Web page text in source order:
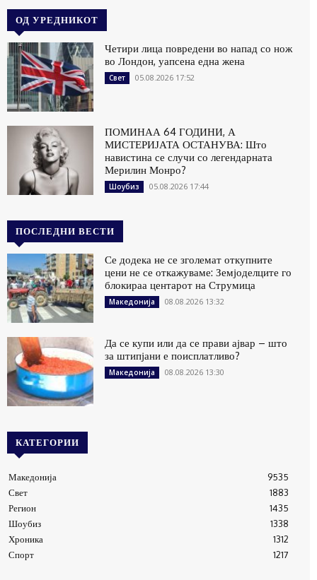
ОД УРЕДНИКОТ
Четири лица повредени во напад со нож
во Лондон, уапсена една жена
Свет 05.08.2026 17:52
ПОМИНАА 64 ГОДИНИ, А
МИСТЕРИЈАТА ОСТАНУВА: Што
навистина се случи со легендарната
Мерилин Монро?
Шоубиз 05.08.2026 17:44
ПОСЛЕДНИ ВЕСТИ
Се додека не се зголемат откупните
цени не се откажуваме: Земјоделците го
блокираа центарот на Струмица
Македонија 08.08.2026 13:32
Да се купи или да се прави ајвар – што
за штипјани е поисплатливо?
Македонија 08.08.2026 13:30
КАТЕГОРИИ
Македонија
9535
Свет
1883
Регион
1435
Шоубиз
1338
Хроника
1312
Спорт
1217